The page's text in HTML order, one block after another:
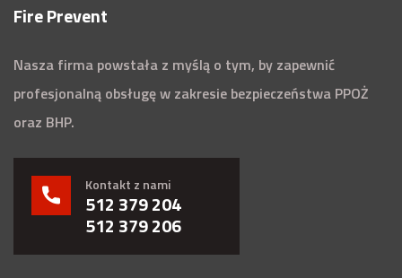
Fire Prevent
Nasza firma powstała z myślą o tym, by zapewnić
profesjonalną obsługę w zakresie bezpieczeństwa PPOŻ
oraz BHP.
Kontakt z nami
512 379 204
512 379 206